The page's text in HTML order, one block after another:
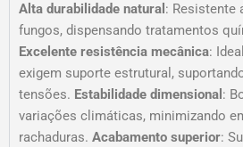
Alta durabilidade natural : Resistente
fungos, dispensando tratamentos
Excelente resistência mecânica:
exigem suporte estrutural,
tensões. Estabilidade dimensional :
variações climáticas, minimizando
rachaduras. Acabamento superior: